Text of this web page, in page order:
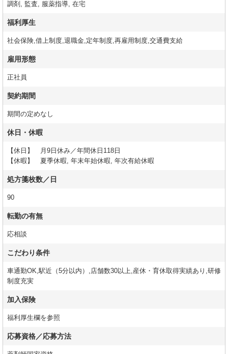
調剤, 監査, 服薬指導, 在宅
福利厚生
社会保険,借上制度,退職金,定年制度,再雇用制度,交通費支給
雇用形態
正社員
契約期間
期間の定めなし
休日・休暇
【休日】 月9日休み／年間休日118日
【休暇】 夏季休暇, 年末年始休暇, 年次有給休暇
処方箋枚数／日
90
転勤の有無
応相談
こだわり条件
車通勤OK,駅近（5分以内）,店舗数30以上,産休・育休取得実績あり,研修
制度充実
加入保険
福利厚生欄を参照
応募資格／応募方法